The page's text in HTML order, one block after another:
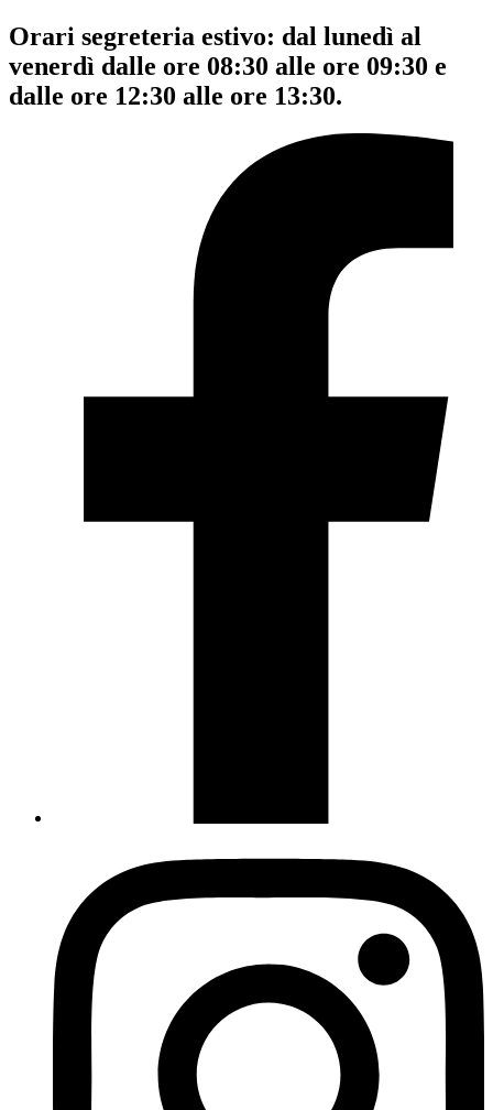
Orari segreteria estivo: dal lunedì al
venerdì dalle ore 08:30 alle ore 09:30 e
dalle ore 12:30 alle ore 13:30.